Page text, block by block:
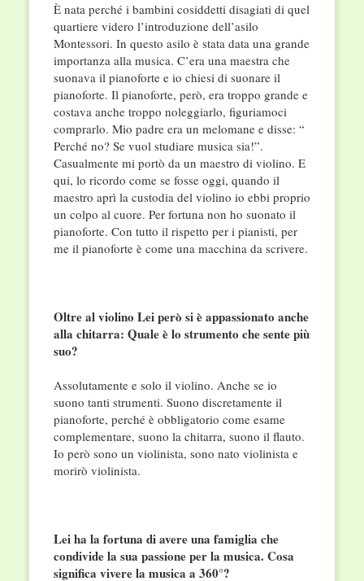
È nata perché i bambini cosiddetti disagiati di quel
quartiere videro l’introduzione dell’asilo
Montessori. In questo asilo è stata data una grande
importanza alla musica. C’era una maestra che
suonava il pianoforte e io chiesi di suonare il
pianoforte. Il pianoforte, però, era troppo grande e
costava anche troppo noleggiarlo, figuriamoci
comprarlo. Mio padre era un melomane e disse: “
Perché no? Se vuol studiare musica sia!”.
Casualmente mi portò da un maestro di violino. E
qui, lo ricordo come se fosse oggi, quando il
maestro aprì la custodia del violino io ebbi proprio
un colpo al cuore. Per fortuna non ho suonato il
pianoforte. Con tutto il rispetto per i pianisti, per
me il pianoforte è come una macchina da scrivere.
Oltre al violino Lei però si è appassionato anche
alla chitarra: Quale è lo strumento che sente più
suo?
Assolutamente e solo il violino. Anche se io
suono tanti strumenti. Suono discretamente il
pianoforte, perché è obbligatorio come esame
complementare, suono la chitarra, suono il flauto.
Io però sono un violinista, sono nato violinista e
morirò violinista.
Lei ha la fortuna di avere una famiglia che
condivide la sua passione per la musica. Cosa
significa vivere la musica a 360°?